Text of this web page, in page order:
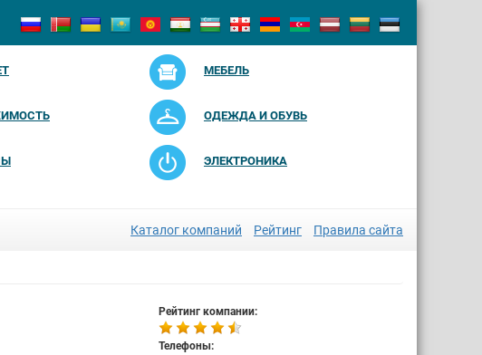
МЕБЕЛЬ
ОДЕЖДА И ОБУВЬ
ЭЛЕКТРОНИКА
Каталог компаний Рейтинг Правила сайта
Рейтинг компании:
Телефоны: